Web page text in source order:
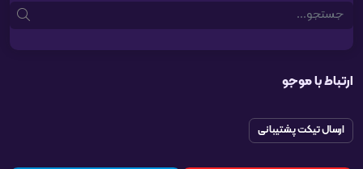
Search
ارتباط با موجو
ارسال تیکت پشتیبانی